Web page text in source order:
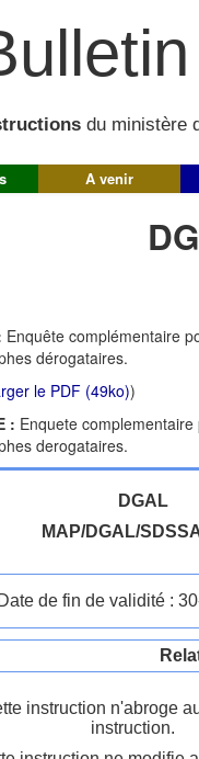
du ministère
A venir
Enquête complémentaire
dérogataires.
le PDF (49ko))
: Enquete
derogataires.
DGAL
MAP/DGAL/
Date de fin de validité :
instruction n'abroge
instruction.